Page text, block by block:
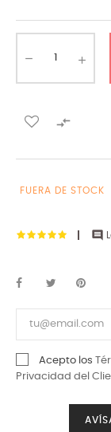

FUERA DE STOCK

Acepto los
Privacidad del